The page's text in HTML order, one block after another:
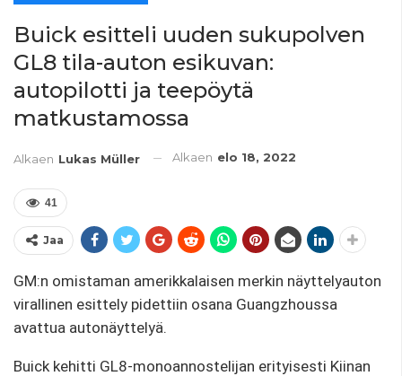
Buick esitteli uuden sukupolven
GL8 tila-auton esikuvan:
autopilotti ja teepöytä
matkustamossa
Alkaen Lukas Müller Alkaen elo 18, 2022
41
Jaa
GM:n omistaman amerikkalaisen merkin näyttelyauton
virallinen esittely pidettiin osana Guangzhoussa
avattua autonäyttelyä.
Buick kehitti GL8-monoannostelijan erityisesti Kiinan